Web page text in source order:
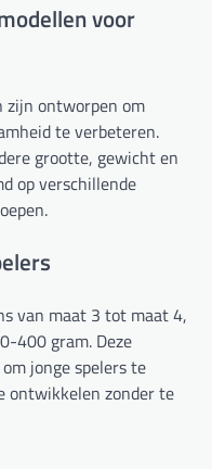
voor
zijn ontworpen om
te verbeteren.
grootte, gewicht en
op verschillende
van maat 3 tot maat 4,
400 gram. Deze
jonge spelers te
ontwikkelen zonder te